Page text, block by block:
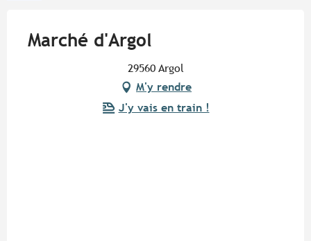
Marché d'Argol
29560 Argol
M'y rendre
J'y vais en train !